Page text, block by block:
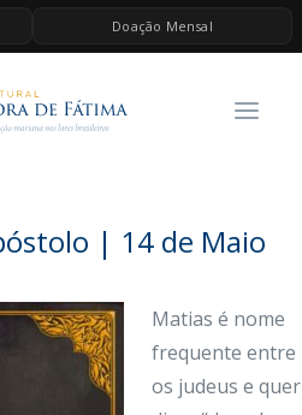
Doação Mensal
CATÓLICAS
| 14 de Maio
Matias é nome
frequente entre
os judeus e quer